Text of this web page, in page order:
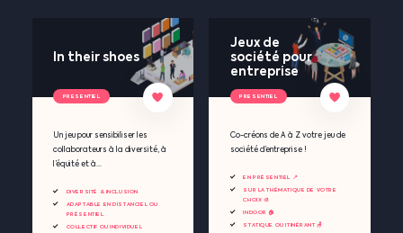
In their shoes
Un jeu pour sensibiliser les
collaborateurs à la diversité, à
l’équité et à...
DIVERSITÉ & INCLUSION
ADAPTABLE EN DISTANCIEL OU
PRÉSENTIEL
COLLECTIF OU INDIVIDUEL
PRESENTIEL
Jeux de
société pour
entreprise
Co-créons de A à Z votre jeu de
société d’entreprise !
EN PRÉSENTIEL 📍
SUR LA THÉMATIQUE DE VOTRE
CHOIX 🎨
INDOOR 🏠
STATIQUE OU ITINÉRANT 🪑
PRESENTIEL